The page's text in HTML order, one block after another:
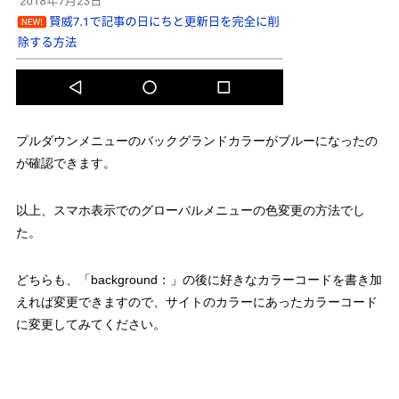
プルダウンメニューのバックグランドカラーがブルーになったの
が確認できます。
以上、スマホ表示でのグローバルメニューの色変更の方法でし
た。
どちらも、「background：
」の後に好きなカラーコードを書き加
えれば変更できますので、サイトのカラーにあったカラーコード
に変更してみてください。